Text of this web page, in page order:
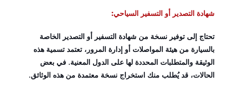
شهادة التصدير أو التسفير السياحي:
تحتاج إلى توفير نسخة من شهادة التسفير أو التصدير الخاصة
بالسيارة من هيئة المواصلات أو إدارة المرور، تعتمد تسمية هذه
الوثيقة والمتطلبات المحددة لها على الدول المعنية. في بعض
الحالات، قد يُطلب منك استخراج نسخة معتمدة من هذه الوثائق.